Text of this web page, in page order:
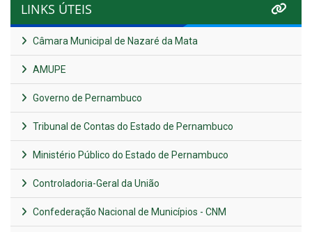
LINKS ÚTEIS
Câmara Municipal de Nazaré da Mata
AMUPE
Governo de Pernambuco
Tribunal de Contas do Estado de Pernambuco
Ministério Público do Estado de Pernambuco
Controladoria-Geral da União
Confederação Nacional de Municípios - CNM